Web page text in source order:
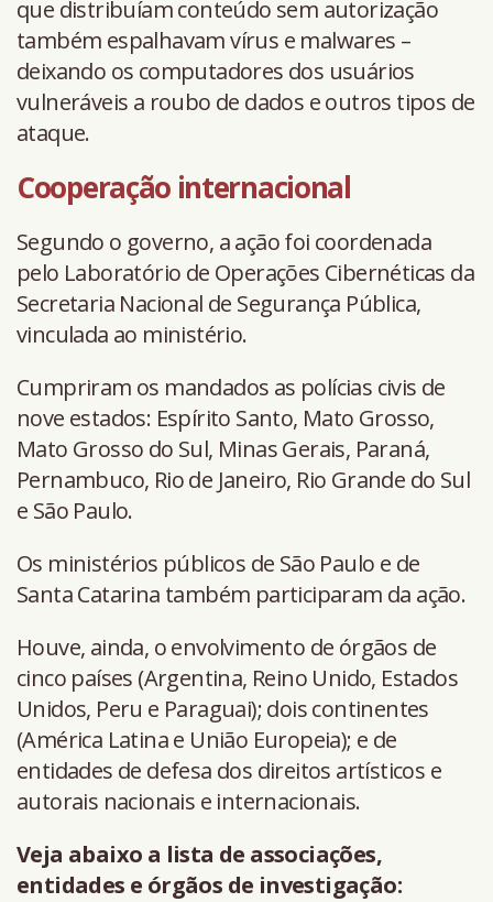
que distribuíam conteúdo sem autorização
também espalhavam vírus e malwares –
deixando os computadores dos usuários
vulneráveis a roubo de dados e outros tipos de
ataque.
Cooperação internacional
Segundo o governo, a ação foi coordenada
pelo Laboratório de Operações Cibernéticas da
Secretaria Nacional de Segurança Pública,
vinculada ao ministério.
Cumpriram os mandados as polícias civis de
nove estados: Espírito Santo, Mato Grosso,
Mato Grosso do Sul, Minas Gerais, Paraná,
Pernambuco, Rio de Janeiro, Rio Grande do Sul
e São Paulo.
Os ministérios públicos de São Paulo e de
Santa Catarina também participaram da ação.
Houve, ainda, o envolvimento de órgãos de
cinco países (Argentina, Reino Unido, Estados
Unidos, Peru e Paraguai); dois continentes
(América Latina e União Europeia); e de
entidades de defesa dos direitos artísticos e
autorais nacionais e internacionais.
Veja abaixo a lista de associações,
entidades e órgãos de investigação: